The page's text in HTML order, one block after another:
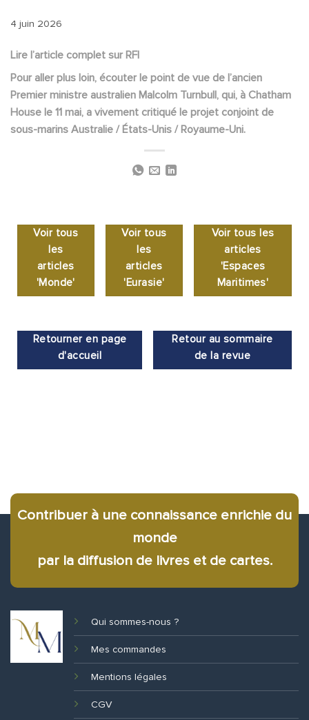
4 juin 2026
Lire l’article complet sur RFI
Pour aller plus loin, écouter le point de vue de l’ancien
Premier ministre australien Malcolm Turnbull, qui, à Chatham
House le 11 mai, a vivement critiqué le projet conjoint de
sous-marins Australie / États-Unis / Royaume-Uni.
Voir tous
les
articles
'Monde'
Voir tous
les
articles
'Eurasie'
Voir tous les
articles
'Espaces
Maritimes'
Retourner en page
d'accueil
Retour au sommaire
de la revue
Contribuer à une connaissance enrichie du
monde
par la diffusion de livres et de cartes.
Qui sommes-nous ?
Mes commandes
Mentions légales
CGV